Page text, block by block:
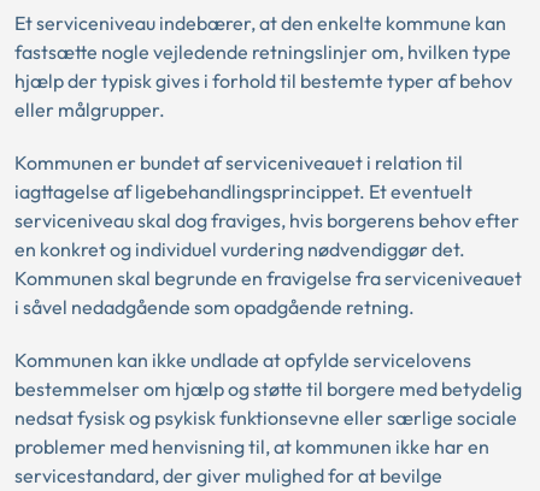
Et serviceniveau indebærer, at den enkelte kommune kan
fastsætte nogle vejledende retningslinjer om, hvilken type
hjælp der typisk gives i forhold til bestemte typer af behov
eller målgrupper.
Kommunen er bundet af serviceniveauet i relation til
iagttagelse af ligebehandlingsprincippet. Et eventuelt
serviceniveau skal dog fraviges, hvis borgerens behov efter
en konkret og individuel vurdering nødvendiggør det.
Kommunen skal begrunde en fravigelse fra serviceniveauet
i såvel nedadgående som opadgående retning.
Kommunen kan ikke undlade at opfylde servicelovens
bestemmelser om hjælp og støtte til borgere med betydelig
nedsat fysisk og psykisk funktionsevne eller særlige sociale
problemer med henvisning til, at kommunen ikke har en
servicestandard, der giver mulighed for at bevilge